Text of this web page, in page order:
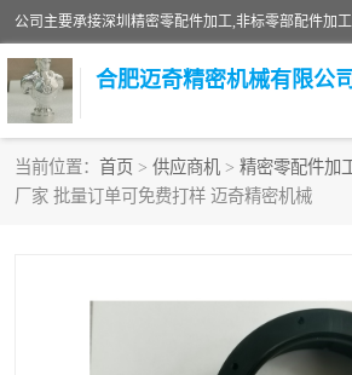
合肥迈奇精密机械有限公司
当前位置： 首页 > 供应商机 > 精密零配件加
厂家 批量订单可免费打样 迈奇精密机械
铣床加工 精密
数控